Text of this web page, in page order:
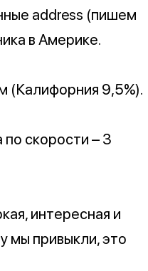
address (пишем
в Америке.
(Калифорния 9,5%).
скорости – 3
интересная и
мы привыкли, это